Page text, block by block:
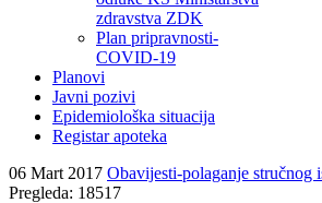
zdravstva ZDK
Plan pripravnosti-
COVID-19
Planovi
Javni pozivi
Epidemiološka situacija
Registar apoteka
06 Mart 2017 Obavijesti-polaganje stručnog
Pregleda: 18517